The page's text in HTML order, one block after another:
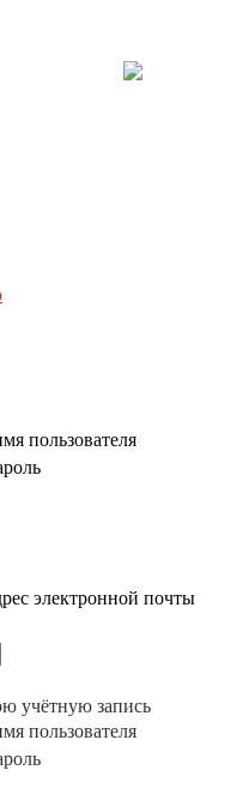
пользователя
электронной почты
учётную запись
пользователя